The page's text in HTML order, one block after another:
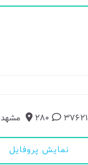
37621
280 مشهد
نمایش پروفایل